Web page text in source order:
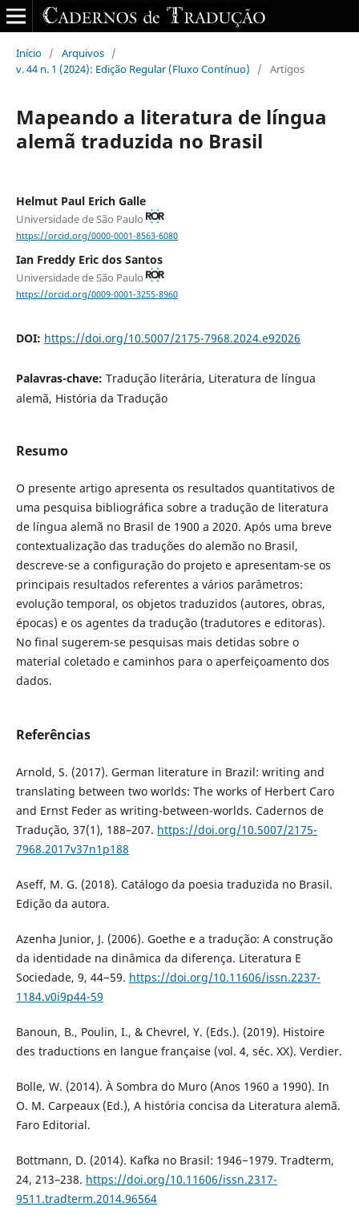
Início / Arquivos /
v. 44 n. 1 (2024): Edição Regular (Fluxo Contínuo)
/ Artigos
Mapeando a literatura de língua
alemã traduzida no Brasil
Helmut Paul Erich Galle
Universidade de São Paulo
https://orcid.org/0000-0001-8563-6080
Ian Freddy Eric dos Santos
Universidade de São Paulo
https://orcid.org/0009-0001-3255-8960
DOI: https://doi.org/10.5007/2175-7968.2024.e92026
Palavras-chave: Tradução literária, Literatura de língua
alemã, História da Tradução
Resumo
O presente artigo apresenta os resultados quantitativos de
uma pesquisa bibliográfica sobre a tradução de literatura
de língua alemã no Brasil de 1900 a 2020. Após uma breve
contextualização das traduções do alemão no Brasil,
descreve-se a configuração do projeto e apresentam-se os
principais resultados referentes a vários parâmetros:
evolução temporal, os objetos traduzidos (autores, obras,
épocas) e os agentes da tradução (tradutores e editoras).
No final sugerem-se pesquisas mais detidas sobre o
material coletado e caminhos para o aperfeiçoamento dos
dados.
Referências
Arnold, S. (2017). German literature in Brazil: writing and
translating between two worlds: The works of Herbert Caro
and Ernst Feder as writing-between-worlds. Cadernos de
Tradução, 37(1), 188–207. https://doi.org/10.5007/2175-
7968.2017v37n1p188
Aseff, M. G. (2018). Catálogo da poesia traduzida no Brasil.
Edição da autora.
Azenha Junior, J. (2006). Goethe e a tradução: A construção
da identidade na dinâmica da diferença. Literatura E
Sociedade, 9, 44−59. https://doi.org/10.11606/issn.2237-
1184.v0i9p44-59
Banoun, B., Poulin, I., & Chevrel, Y. (Eds.). (2019). Histoire
des traductions en langue française (vol. 4, séc. XX). Verdier.
Bolle, W. (2014). À Sombra do Muro (Anos 1960 a 1990). In
O. M. Carpeaux (Ed.), A história concisa da Literatura alemã.
Faro Editorial.
Bottmann, D. (2014). Kafka no Brasil: 1946−1979. Tradterm,
24, 213–238. https://doi.org/10.11606/issn.2317-
9511.tradterm.2014.96564